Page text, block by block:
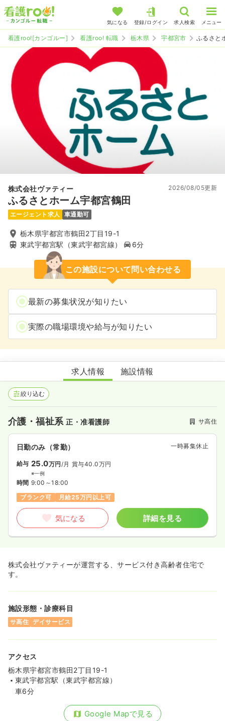
気になる 登録/ログイン 求人検索 メニュー
看護roo![カンゴルー] 看護roo! 転職 栃木県 宇都宮市 ふるさと
株式会社ヴァティー
ふるさとホーム宇都宮鶴田
2026/08/05更新
エージェント求人 車通勤可
栃木県宇都宮市鶴田2丁目19-1
東武宇都宮駅（東武宇都宮線）
6分
この施設について問い合わせる
最新の募集状況が知りたい
実際の職場環境や給与が知りたい
ふるさとホーム宇都宮鶴田
求人情報 施設情報
絞り込む
介護・福祉系正・准看護師 サ高住
日勤のみ（常勤） 一時募集休止
給与 25.0万円/月 賞与40.0万円
※一例
時間 9:00～18:00
ブランク可
月給25万円以上可
気になる 詳細を見る
株式会社ヴァティーが運営する、サービス付き高齢者住宅で
す。
施設形態・診療科目
サ高住 デイサービス
アクセス
栃木県宇都宮市鶴田2丁目19-1
東武宇都宮駅（東武宇都宮線）
車6分
Google Mapで見る